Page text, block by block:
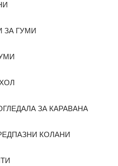
ЗА ГУМИ
ЗА КАРАВАНА
КОЛАНИ